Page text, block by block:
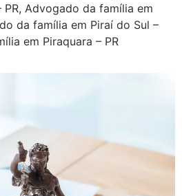
PR, Advogado da família em
da família em Piraí do Sul –
em Piraquara – PR